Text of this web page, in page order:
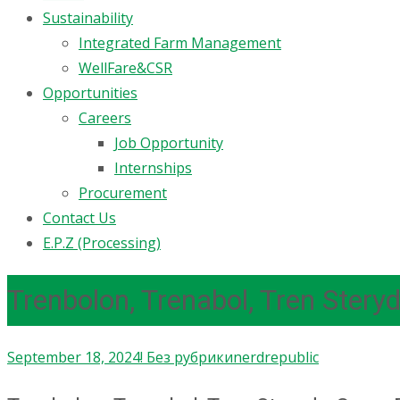
Sustainability
Integrated Farm Management
WellFare&CSR
Opportunities
Careers
Job Opportunity
Internships
Procurement
Contact Us
E.P.Z (Processing)
Trenbolon, Trenabol, Tren
September 18, 2024! Без рубрикиnerdrepublic